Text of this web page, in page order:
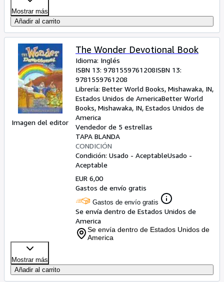
Mostrar más
Añadir al carrito
Imagen del editor
The Wonder Devotional Book
Idioma: Inglés
ISBN 13: 9781559761208ISBN 13:
9781559761208
Librería: Better World Books, Mishawaka, IN,
Estados Unidos de AmericaBetter World
Books, Mishawaka, IN, Estados Unidos de
America
Vendedor de 5 estrellas
TAPA BLANDA
CONDICIÓN
Condición: Usado - AceptableUsado -
Aceptable
EUR 6,00
Gastos de envío gratis
Gastos de envío gratis
Se envía dentro de Estados Unidos de
America
Se envía dentro de Estados Unidos de
America
Mostrar más
Añadir al carrito